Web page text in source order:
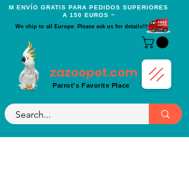
Μ ENVÍO GRATIS PARA PEDIDOS SUPERIORES
A 150 EUROS ~
We ship to all Europe. Please ask us for details!!!
zazoopet.com
Parrot's Favorite Place